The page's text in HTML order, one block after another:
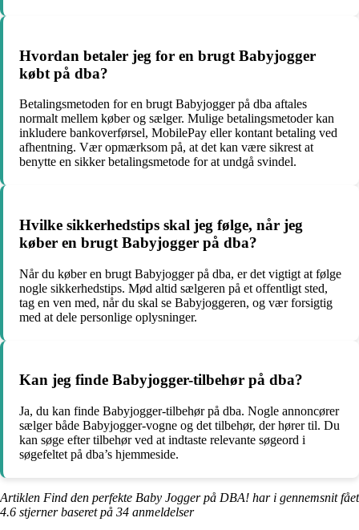
Hvordan betaler jeg for en brugt Babyjogger
købt på dba?
Betalingsmetoden for en brugt Babyjogger på dba aftales
normalt mellem køber og sælger. Mulige betalingsmetoder kan
inkludere bankoverførsel, MobilePay eller kontant betaling ved
afhentning. Vær opmærksom på, at det kan være sikrest at
benytte en sikker betalingsmetode for at undgå svindel.
Hvilke sikkerhedstips skal jeg følge, når jeg
køber en brugt Babyjogger på dba?
Når du køber en brugt Babyjogger på dba, er det vigtigt at følge
nogle sikkerhedstips. Mød altid sælgeren på et offentligt sted,
tag en ven med, når du skal se Babyjoggeren, og vær forsigtig
med at dele personlige oplysninger.
Kan jeg finde Babyjogger-tilbehør på dba?
Ja, du kan finde Babyjogger-tilbehør på dba. Nogle annoncører
sælger både Babyjogger-vogne og det tilbehør, der hører til. Du
kan søge efter tilbehør ved at indtaste relevante søgeord i
søgefeltet på dba’s hjemmeside.
Artiklen Find den perfekte Baby Jogger på DBA! har i gennemsnit fået
4.6 stjerner baseret på 34 anmeldelser